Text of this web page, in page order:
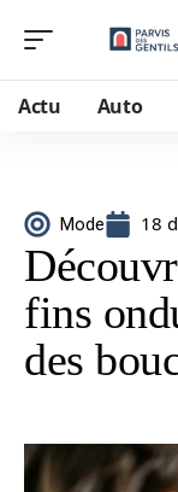
Actu Auto
Mode 18
fins
des